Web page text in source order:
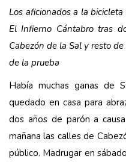
Los aficionados a la
El Infierno Cántabro tras
Cabezón de la Sal y resto
de la prueba
Había muchas ganas de
quedado en casa para
dos años de parón a
mañana las calles de
público. Madrugar en